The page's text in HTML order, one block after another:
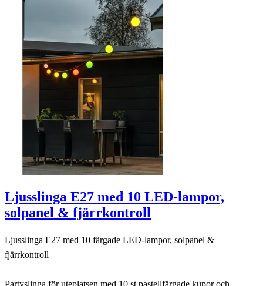
Ljusslinga E27 med 10 LED-lampor,
solpanel & fjärrkontroll
Ljusslinga E27 med 10 färgade LED-lampor, solpanel &
fjärrkontroll
Partyslinga för uteplatsen med 10 st pastellfärgade kupor och